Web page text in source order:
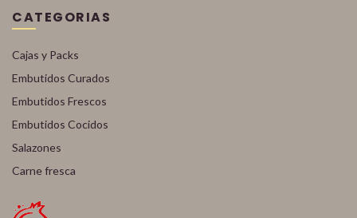
CATEGORIAS
Cajas y Packs
Embutidos Curados
Embutidos Frescos
Embutidos Cocidos
Salazones
Carne fresca